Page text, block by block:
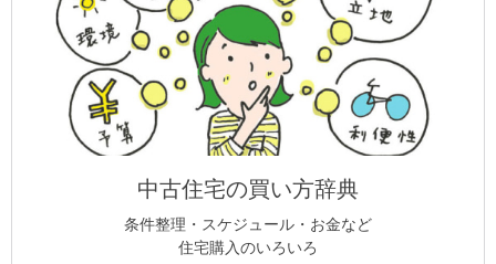
中古住宅の買い方辞典
条件整理・スケジュール・お金など
住宅購入のいろいろ